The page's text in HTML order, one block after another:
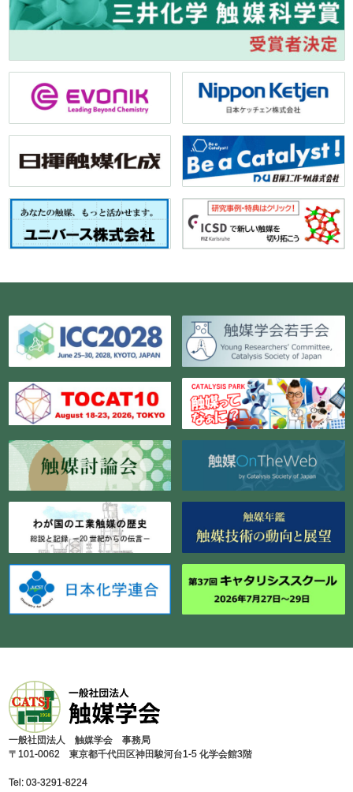
⼀般社団法⼈ 触媒学会 事務局
〒101-0062 東京都千代⽥区神⽥駿河台1-5 化学会館3階
Tel: 03-3291-8224